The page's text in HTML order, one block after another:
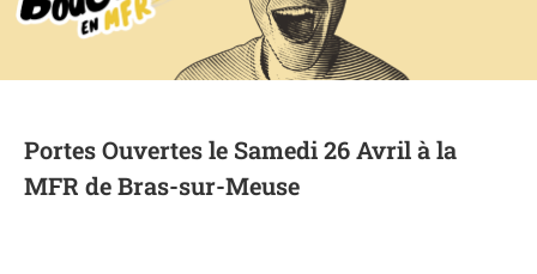
Portes Ouvertes le Samedi 26 Avril à la
MFR de Bras-sur-Meuse